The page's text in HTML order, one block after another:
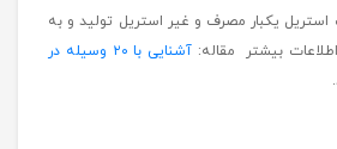
همگان قرار دارند. به این دلیل که در
به شرایط نیاز است از طرح‌های خاص
می‌توان در عمل‌های کودکان از کلاه‌های
یکبار مصرف و غیر استریل تولید و به